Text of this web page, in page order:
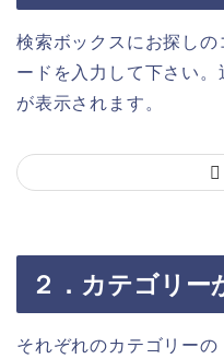
検索ボックスにお探し
ードを入力して下さい。
が表示されます。
２．カテゴリー
それぞれのカテゴリーの